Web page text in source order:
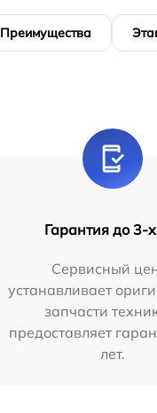
Преимущества
Гарантия до 3-
Сервисный
устанавливает
запчасти
предоставляет
лет.